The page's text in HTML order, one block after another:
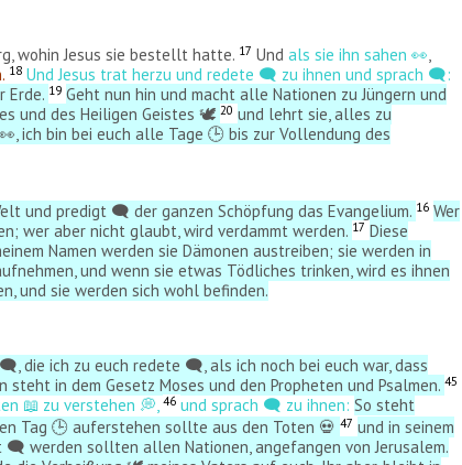
wohin Jesus sie bestellt hatte. 17 Undals sie ihn sahen 👀,
18 Und Jesus trat herzu und redete 🗨️ zu ihnen und sprach 🗨️:
Erde. 19 Geht nun hin und macht alle Nationen zu Jüngern und
und des Heiligen Geistes 🕊️20 und lehrt sie, alles zu
ich bin bei euch alle Tage 🕒 bis zur Vollendung des
und predigt 🗨️ der ganzen Schöpfung das Evangelium. 16 Wer
wer aber nicht glaubt, wird verdammt werden. 17 Diese
Namen werden sie Dämonen austreiben; sie werden in
und wenn sie etwas Tödliches trinken, wird es ihnen
und sie werden sich wohl befinden.
die ich zu euch redete 🗨️, als ich noch bei euch war, dass
in dem Gesetz Moses und den Propheten und Psalmen.45
📖 zu verstehen 💭,46 und sprach 🗨️ zu ihnen: So steht
Tag 🕒 auferstehen sollte aus den Toten 💀47 und in seinem
🗨️ werden sollten allen Nationen, angefangen von Jerusalem.